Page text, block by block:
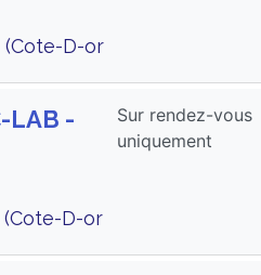
(Cote-D-or
LAB -
(Cote-D-or
Sur rendez-vous
uniquement